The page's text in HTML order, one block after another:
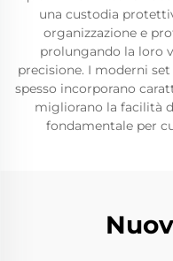
una custodia
organizzazione e
prolungando la loro
precisione. I moderni
spesso incorporano
migliorano la facilità
fondamentale per